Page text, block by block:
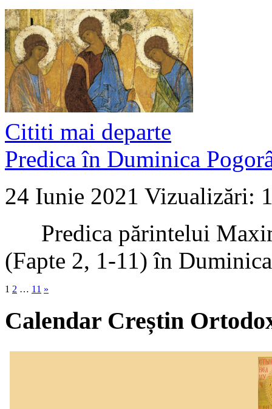
Cititi mai departe
Predica în Duminica
24 Iunie 2021 Vizualizări:
Predica părintelui
(Fapte 2, 1-11) în
1 2 … 11 »
Calendar Creștin